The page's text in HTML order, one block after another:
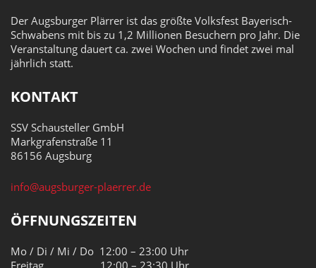
Der Augsburger Plärrer ist das größte Volksfest Bayerisch-
Schwabens mit bis zu 1,2 Millionen Besuchern pro Jahr. Die
Veranstaltung dauert ca. zwei Wochen und findet zwei mal
jährlich statt.
KONTAKT
SSV Schausteller GmbH
Markgrafenstraße 11
86156 Augsburg
info@augsburger-plaerrer.de
ÖFFNUNGSZEITEN
Mo / Di / Mi / Do 12:00 – 23:00 Uhr
Freitag 12:00 – 23:30 Uhr